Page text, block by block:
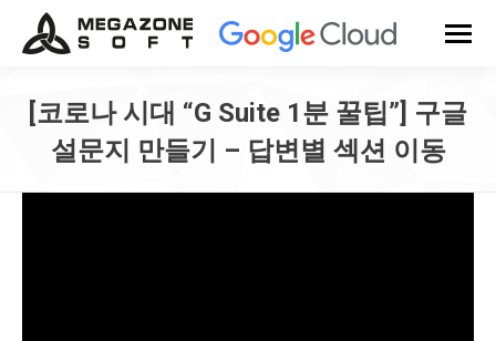
[코로나 시대 “G Suite 1분 꿀팁”] 구글
설문지 만들기 – 답변별 섹션 이동